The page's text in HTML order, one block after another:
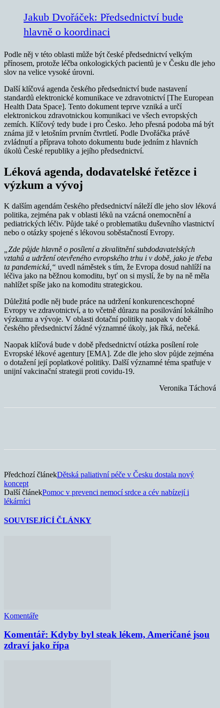
Jakub Dvořáček: Předsednictví bude
hlavně o koordinaci
Podle něj v této oblasti může být české předsednictví velkým
přínosem, protože léčba onkologických pacientů je v Česku dle jeho
slov na velice vysoké úrovni.
Další klíčová agenda českého předsednictví bude nastavení
standardů elektronické komunikace ve zdravotnictví [The European
Health Data Space]. Tento dokument teprve vzniká a určí
elektronickou zdravotnickou komunikaci ve všech evropských
zemích. Klíčový tedy bude i pro Česko. Jeho přesná podoba má být
známa již v letošním prvním čtvrtletí. Podle Dvořáčka právě
zvládnutí a příprava tohoto dokumentu bude jedním z hlavních
úkolů České republiky a jejího předsednictví.
Léková agenda, dodavatelské řetězce i
výzkum a vývoj
K dalším agendám českého předsednictví náleží dle jeho slov léková
politika, zejména pak v oblasti léků na vzácná onemocnění a
pediatrických léčiv. Půjde také o problematiku duševního vlastnictví
nebo o otázky spojené s lékovou soběstačností Evropy.
„Zde půjde hlavně o posílení a zkvalitnění subdodavatelských
vztahů a udržení otevřeného evropského trhu i v době, jako je třeba
ta pandemická,“ uvedl náměstek s tím, že Evropa dosud nahlíží na
léčiva jako na běžnou komoditu, byť on si myslí, že by na ně měla
nahlížet spíše jako na komoditu strategickou.
Důležitá podle něj bude práce na udržení konkurenceschopné
Evropy ve zdravotnictví, a to včetně důrazu na posilování lokálního
výzkumu a vývoje. V oblasti dotační politiky naopak v době
českého předsednictví žádné významné úkoly, jak říká, nečeká.
Naopak klíčová bude v době předsednictví otázka posílení role
Evropské lékové agentury [EMA]. Zde dle jeho slov půjde zejména
o dotažení její poplatkové politiky. Další významné téma spatřuje v
unijní vakcinační strategii proti covidu-19.
Veronika Táchová
Předchozí článekDětská paliativní péče v Česku dostala nový
koncept
Další článekPomoc v prevenci nemocí srdce a cév nabízejí i
lékárníci
SOUVISEJÍCÍ ČLÁNKY
Komentáře
Komentář: Kdyby byl steak lékem, Američané jsou
zdraví jako řípa